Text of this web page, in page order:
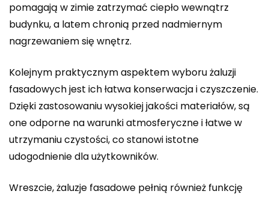
pomagają w zimie zatrzymać ciepło wewnątrz
budynku, a latem chronią przed nadmiernym
nagrzewaniem się wnętrz.
Kolejnym praktycznym aspektem wyboru żaluzji
fasadowych jest ich łatwa konserwacja i czyszczenie.
Dzięki zastosowaniu wysokiej jakości materiałów, są
one odporne na warunki atmosferyczne i łatwe w
utrzymaniu czystości, co stanowi istotne
udogodnienie dla użytkowników.
Wreszcie, żaluzje fasadowe pełnią również funkcję